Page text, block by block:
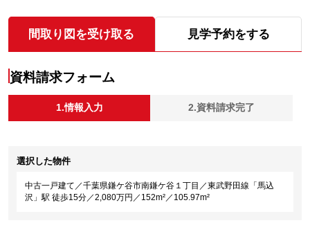
間取り図を受け取る 見学予約をする
資料請求フォーム
1.情報入力 2.資料請求完了
選択した物件
中古一戸建て／千葉県鎌ケ谷市南鎌ケ谷１丁目／東武野田線「馬込
沢」駅 徒歩15分／2,080万円／152m²／105.97m²